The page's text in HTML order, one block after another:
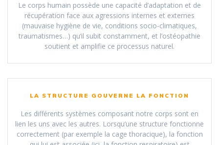
Le corps humain possède une capacité d’adaptation et de
récupération face aux agressions internes et externes
(mauvaise hygiène de vie, conditions socio-climatiques,
traumatismes…) qu’il subit constamment, et l’ostéopathie
soutient et amplifie ce processus naturel.
LA STRUCTURE GOUVERNE LA FONCTION
Les différents systèmes composant notre corps sont en
lien les uns avec les autres. Lorsqu’une structure fonctionne
correctement (par exemple la cage thoracique), la fonction